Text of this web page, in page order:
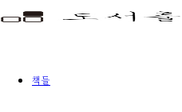
책들